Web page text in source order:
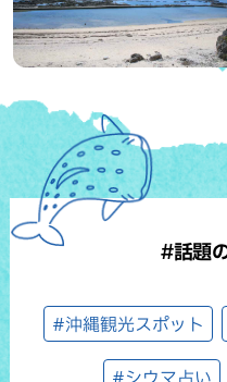
#話題
#沖縄観光スポット
#シウマ占い